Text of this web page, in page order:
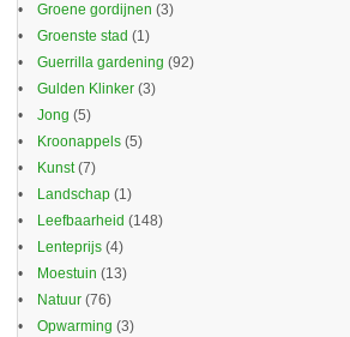
Groene gordijnen (3)
Groenste stad (1)
Guerrilla gardening (92)
Gulden Klinker (3)
Jong (5)
Kroonappels (5)
Kunst(7)
Landschap (1)
Leefbaarheid (148)
Lenteprijs (4)
Moestuin (13)
Natuur (76)
Opwarming (3)